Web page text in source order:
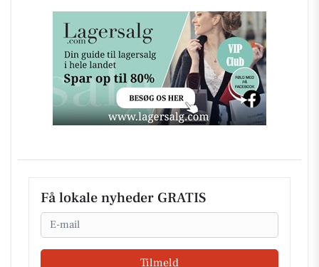
Få lokale nyheder GRATIS
Email
Tilmeld